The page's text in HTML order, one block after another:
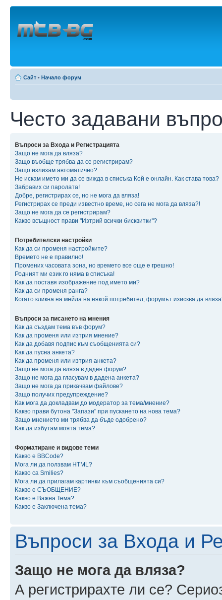
Сайт • Начало форум
Често задавани
Въпроси за Входа и Регистрацията
Защо не мога да вляза?
Защо въобще трябва да се регистрирам?
Защо излизам автоматично?
Не искам името ми да се вижда в списъка Кой е онлайн. Как става това?
Забравих си паролата!
Добре, регистрирах се, но не мога да вляза!
Регистрирах се преди известно време, но сега не мога да вляза?!
Защо не мога да се регистрирам?
Какво всъщност прави "Изтрий всички бисквитки"?
Потребителски настройки
Как да си променя настройките?
Времето не е правилно!
Промених часовата зона, но времето все още е грешно!
Родният ми език го няма в списъка!
Как да поставя изображение под името ми?
Как да си променя ранга?
Когато кликна на мейла на някой потребител, форумът изисква да
Въпроси за писането на мнения
Как да създам тема във форум?
Как да променя или изтрия мнение?
Как да добавя подпис към съобщенията си?
Как да пусна анкета?
Как да променя или изтрия анкета?
Защо не мога да вляза в даден форум?
Защо не мога да гласувам в дадена анкета?
Защо не мога да прикачвам файлове?
Защо получих предупреждение?
Как мога да докладвам до модератор за тема/мнение?
Какво прави бутона "Запази" при пускането на нова тема?
Защо мнението ми трябва да бъде одобрено?
Как да избутам моята тема?
Форматиране и видове теми
Какво е BBCode?
Мога ли да ползвам HTML?
Какво са Smilies?
Мога ли да прилагам картинки към съобщенията си?
Какво е СЪОБЩЕНИЕ?
Какво е Важна Тема?
Какво е Заключена тема?
Въпроси за Входа и
Защо не мога да вляза?
А регистрирахте ли се?